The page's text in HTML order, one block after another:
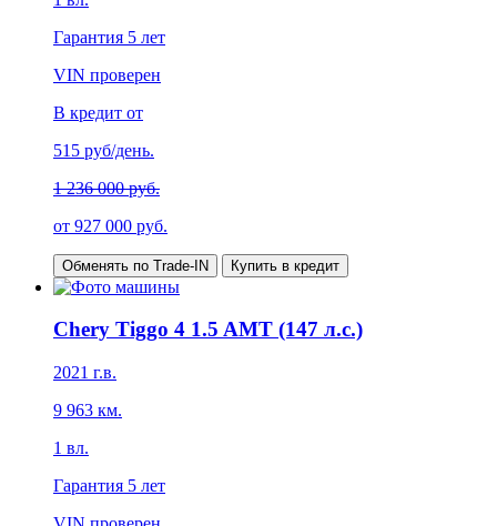
Гарантия 5 лет
VIN проверен
В кредит от
515 руб/день.
1 236 000 руб.
от 927 000 руб.
Обменять по Trade-IN Купить в кредит
Chery Tiggo 4 1.5 AMT (147 л.с.)
2021 г.в.
9 963 км.
1 вл.
Гарантия 5 лет